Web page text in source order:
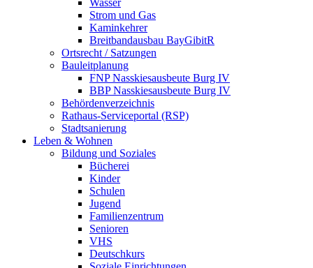
Wasser
Strom und Gas
Kaminkehrer
Breitbandausbau BayGibitR
Ortsrecht / Satzungen
Bauleitplanung
FNP Nasskiesausbeute Burg IV
BBP Nasskiesausbeute Burg IV
Behördenverzeichnis
Rathaus-Serviceportal (RSP)
Stadtsanierung
Leben & Wohnen
Bildung und Soziales
Bücherei
Kinder
Schulen
Jugend
Familienzentrum
Senioren
VHS
Deutschkurs